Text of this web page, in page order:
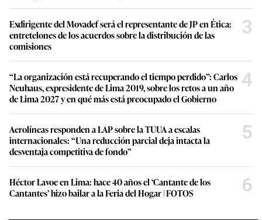
Exdirigente del Movadef será el representante de JP en Ética:
entretelones de los acuerdos sobre la distribución de las
comisiones
3
“La organización está recuperando el tiempo perdido”: Carlos
Neuhaus, expresidente de Lima 2019, sobre los retos a un año
de Lima 2027 y en qué más está preocupado el Gobierno
4
Aerolíneas responden a LAP sobre la TUUA a escalas
internacionales: “Una reducción parcial deja intacta la
desventaja competitiva de fondo”
5
Héctor Lavoe en Lima: hace 40 años el ‘Cantante de los
Cantantes’ hizo bailar a la Feria del Hogar | FOTOS
6